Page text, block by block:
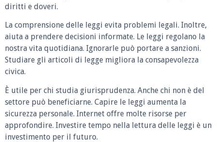
diritti e doveri.
La comprensione delle leggi evita problemi legali. Inoltre,
aiuta a prendere decisioni informate. Le leggi regolano la
nostra vita quotidiana. Ignorarle può portare a sanzioni.
Studiare gli articoli di legge migliora la consapevolezza
civica.
È utile per chi studia giurisprudenza. Anche chi non è del
settore può beneficiarne. Capire le leggi aumenta la
sicurezza personale. Internet offre molte risorse per
approfondire. Investire tempo nella lettura delle leggi è un
investimento per il futuro.